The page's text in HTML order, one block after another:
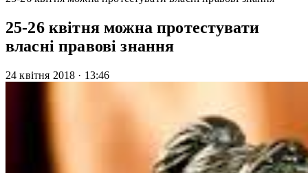
25-26 квітня можна протестувати
власні правові знання
24 квітня 2018 · 13:46